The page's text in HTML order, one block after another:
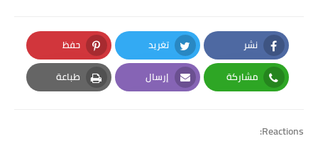
نشر
Facebook
تغريد
Twitter
حفظ
Pinterest
مشاركة
Whatsapp
إرسال
Email
طباعة
Print
Reactions: